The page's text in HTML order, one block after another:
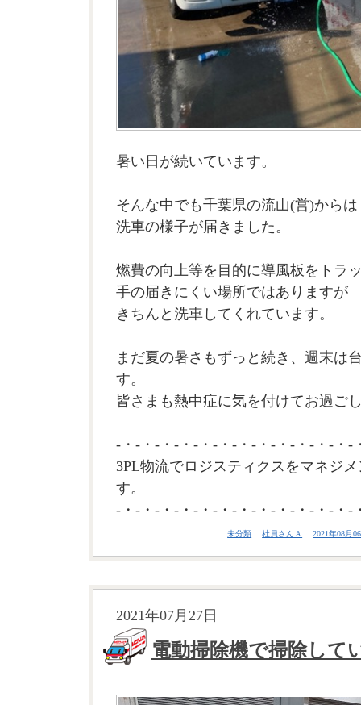
暑い日が続いています。
そんな中でも千葉県の流山(営)からは
洗車の様子が届きました。
燃費の向上等を目的に導風板をトラ
手の届きにくい場所ではありますが
きちんと洗車してくれています。
まだ夏の暑さもずっと続き、週末は
す。
皆さまも熱中症に気を付けてお過ご
-・-・-・-・-・-・-・-・-・-・-・-・-
3PL物流でロジスティクスをマネジ
す。
-・-・-・-・-・-・-・-・-・-・-・-・-
未分類 社員さんＡ 2021年08月
2021年07月27日
電動掃除機で掃除して